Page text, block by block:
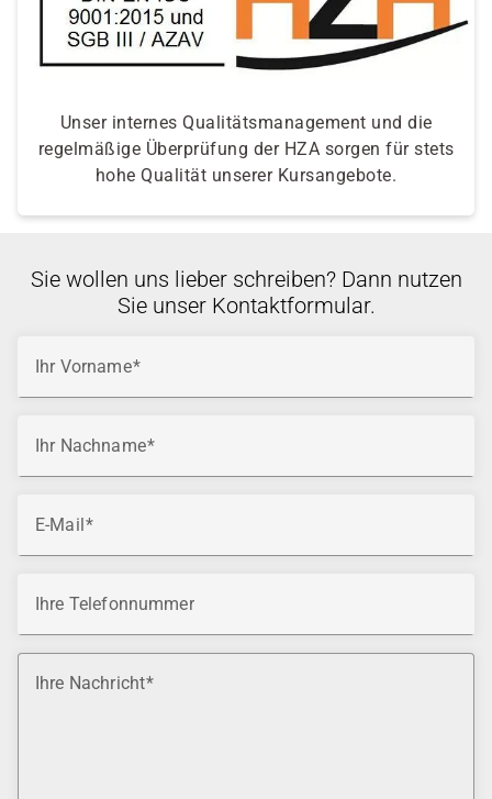
Unser internes Qualitätsmanagement und die
regelmäßige Überprüfung der HZA sorgen für stets
hohe Qualität unserer Kursangebote.
Sie wollen uns lieber schreiben? Dann nutzen
Sie unser Kontaktformular.
Ihr Vorname
Ihr Nachname
E-Mail
Ihre Telefonnummer
Ihre Nachricht